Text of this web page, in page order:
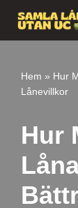
innehåll
Hem » Hur
Lånevillkor
Hur